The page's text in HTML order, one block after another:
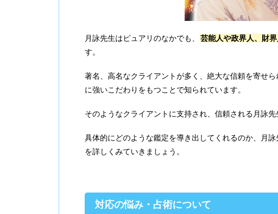
月詠先生はピュアリのなかでも、 芸能人や政界人、財
す。
著名、高名なクライアントが多く、絶大な信頼を寄せ
に強いこだわりをもつことで知られています。
そのようなクライアントに支持され、信頼される月詠
具体的にどのような鑑定を導き出してくれるのか、月
を詳しくみていきましょう。
対応の悩み・占術について